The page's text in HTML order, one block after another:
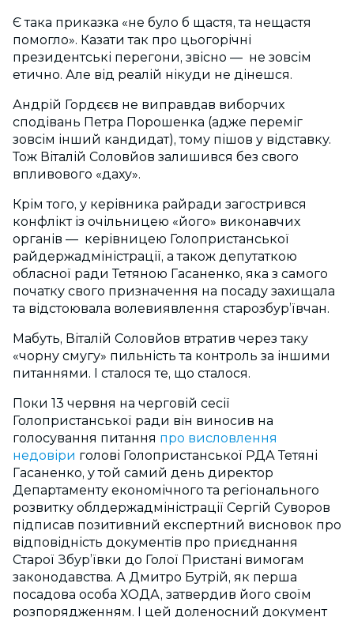
Є така приказка «не було б щастя, та нещастя
помогло». Казати так про цьогорічні
президентські перегони, звісно — не зовсім
етично. Але від реалій нікуди не дінешся.
Андрій Гордєєв не виправдав виборчих
сподівань Петра Порошенка (адже переміг
зовсім інший кандидат), тому пішов у відставку.
Тож Віталій Соловйов залишився без свого
впливового «даху».
Крім того, у керівника райради загострився
конфлікт із очільницею «його» виконавчих
органів — керівницею Голопристанської
райдержадміністрації, а також депутаткою
обласної ради Тетяною Гасаненко, яка з самого
початку свого призначення на посаду захищала
та відстоювала волевиявлення старозбур’ївчан.
Мабуть, Віталій Соловйов втратив через таку
«чорну смугу» пильність та контроль за іншими
питаннями. І сталося те, що сталося.
Поки 13 червня на черговій сесії
Голопристанської ради він виносив на
голосування питання про висловлення
недовіри голові Голопристанської РДА Тетяні
Гасаненко, у той самий день директор
Департаменту економічного та регіонального
розвитку облдержадміністрації Сергій Суворов
підписав позитивний експертний висновок про
відповідність документів про приєднання
Старої Збур’ївки до Голої Пристані вимогам
законодавства. А Дмитро Бутрій, як перша
посадова особа ХОДА, затвердив його своїм
розпорядженням. І цей доленосний документ